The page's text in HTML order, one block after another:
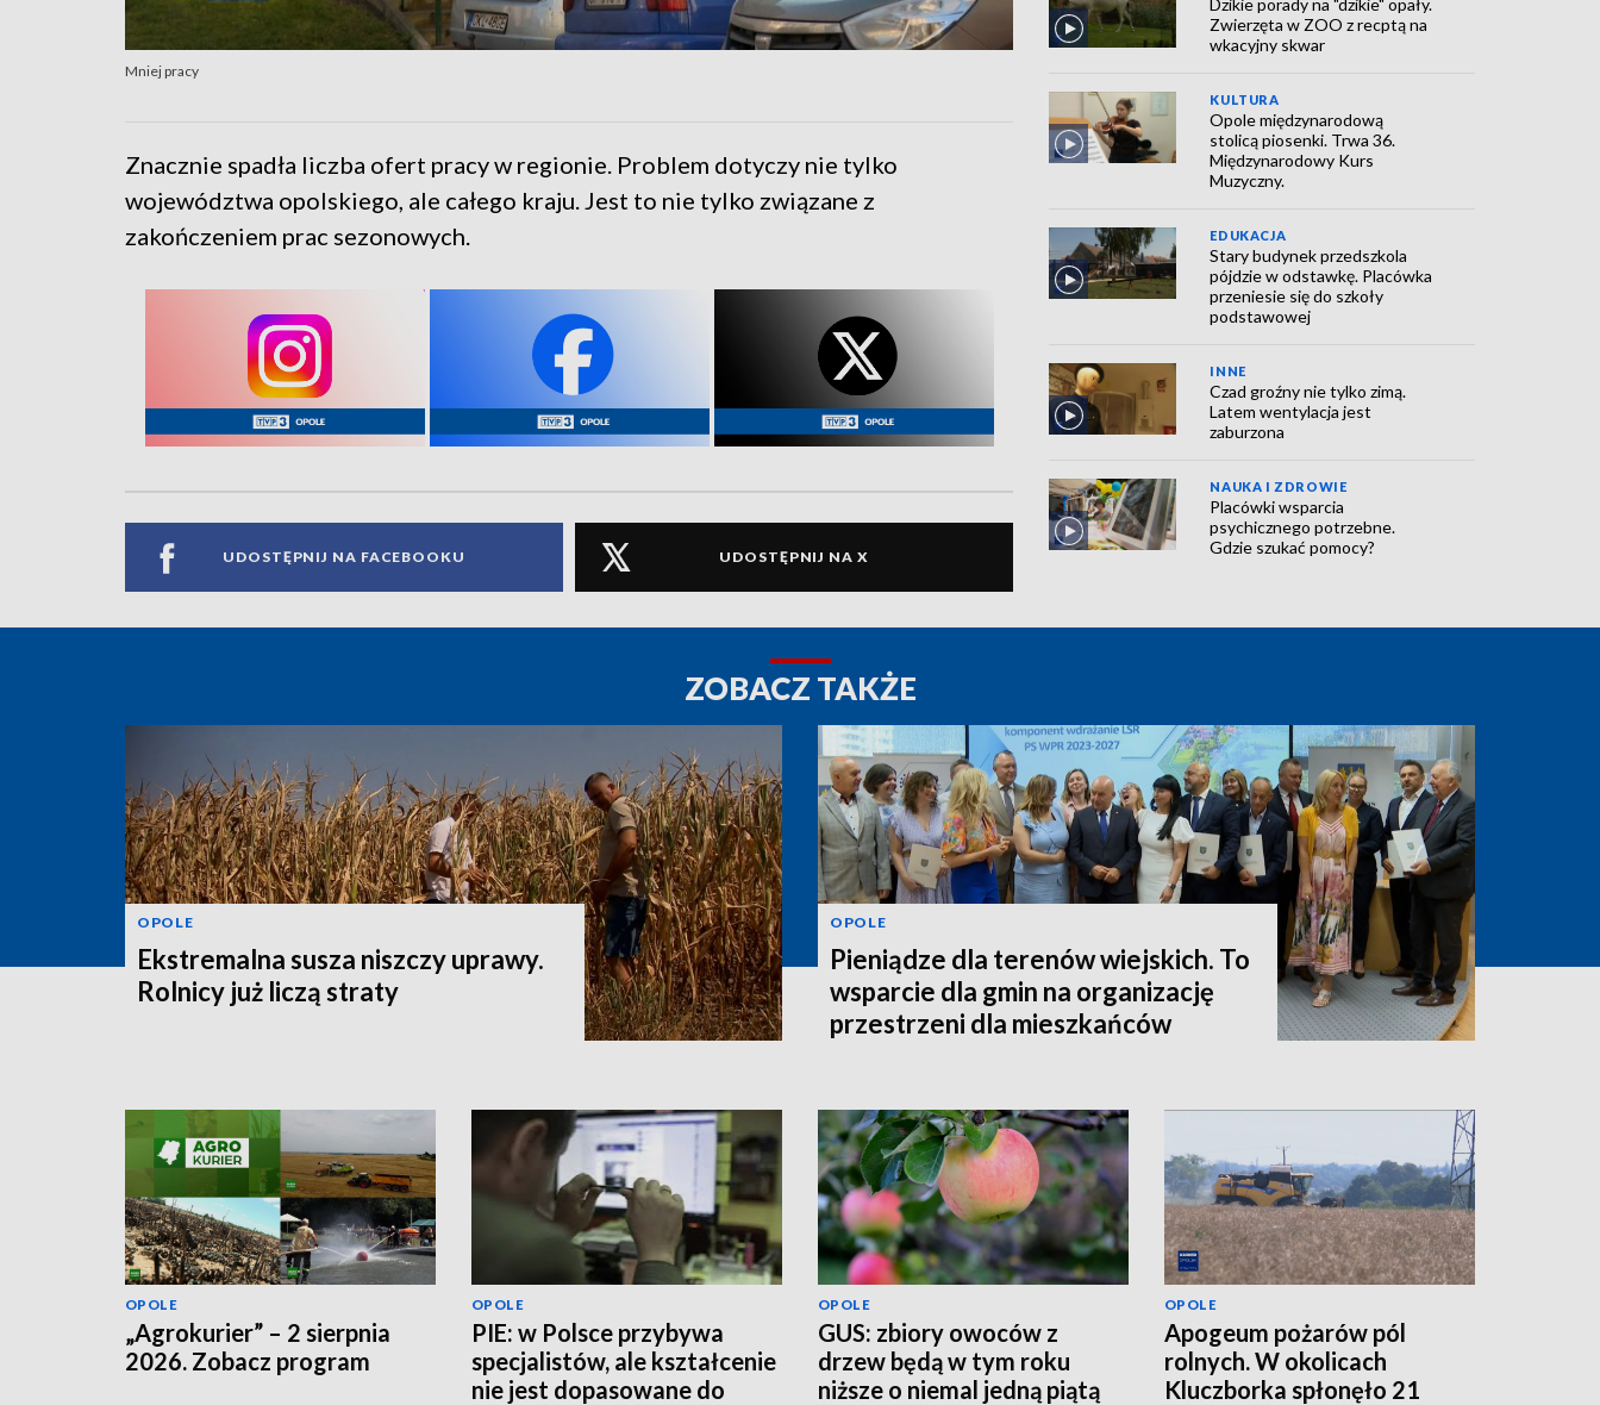
Mniej pracy
Znacznie spadła liczba ofert pracy w regionie. Problem dotyczy nie tylko
województwa opolskiego, ale całego kraju. Jest to nie tylko związane z
zakończeniem prac sezonowych.
UDOSTĘPNIJ NA FACEBOOKU UDOSTĘPNIJ NA X
Zwierzęta w ZOO z recptą na
wkacyjny skwar
KULTURA
Opole międzynarodową
stolicą piosenki. Trwa 36.
Międzynarodowy Kurs
Muzyczny.
EDUKACJA
Stary budynek przedszkola
pójdzie w odstawkę. Placówka
przeniesie się do szkoły
podstawowej
INNE
Czad groźny nie tylko zimą.
Latem wentylacja jest
zaburzona
NAUKA I ZDROWIE
Placówki wsparcia
psychicznego potrzebne.
Gdzie szukać pomocy?
ZOBACZ TAKŻE
OPOLE
Ekstremalna susza niszczy uprawy.
Rolnicy już liczą straty
OPOLE
Pieniądze dla terenów wiejskich. To
wsparcie dla gmin na organizację
przestrzeni dla mieszkańców
OPOLE
„Agrokurier” – 2 sierpnia
2026. Zobacz program
OPOLE
PIE: w Polsce przybywa
specjalistów, ale kształcenie
nie jest dopasowane do
OPOLE
GUS: zbiory owoców z
drzew będą w tym roku
niższe o niemal jedną piątą
OPOLE
Apogeum pożarów pól
rolnych. W okolicach
Kluczborka spłonęło 21